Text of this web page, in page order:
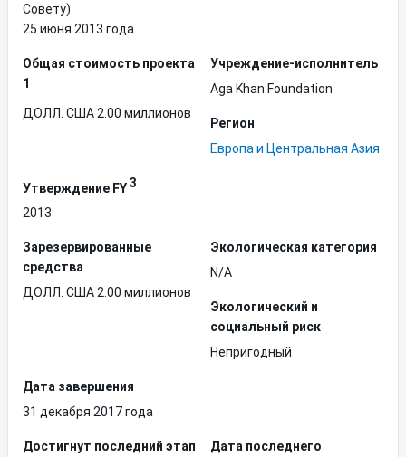
Совету)
25 июня 2013 года
Общая стоимость проекта
1
ДОЛЛ. США 2.00 миллионов
Учреждение-исполнитель
Aga Khan Foundation
Регион
Европа и Центральная Азия
Утверждение FY3
2013
Зарезервированные
средства
ДОЛЛ. США 2.00 миллионов
Экологическая категория
N/A
Экологический и
социальный риск
Непригодный
Дата завершения
31 декабря 2017 года
Достигнут последний этап
Дата последнего